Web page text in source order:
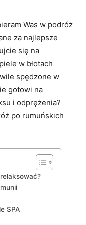
Was w‍ podróż
za najlepsze
się na
w błotach
spędzone w
‌gotowi ⁢na
i‍ odprężenia?
po rumuńskich
SPA